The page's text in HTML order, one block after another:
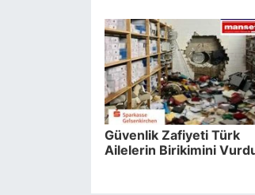
Güvenlik Zafiyeti Türk
Ailelerin Birikimini